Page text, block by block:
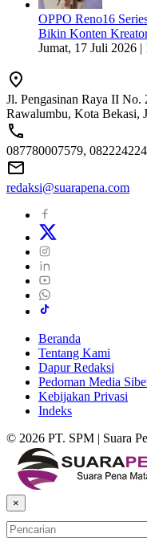
OPPO Reno16
Bikin Konten
Jumat, 17 Juli 2026 |
Jl. Pengasinan Raya II
Rawalumbu, Kota Bekasi,
087780007579,
redaksi@suarapena.com
Beranda
Tentang Kami
Dapur Redaksi
Pedoman Media
Kebijakan Privasi
Indeks
© 2026 PT. SPM | Suara
×